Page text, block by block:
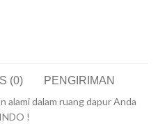
(0)
PENGIRIMAN
alami dalam ruang dapur Anda
!